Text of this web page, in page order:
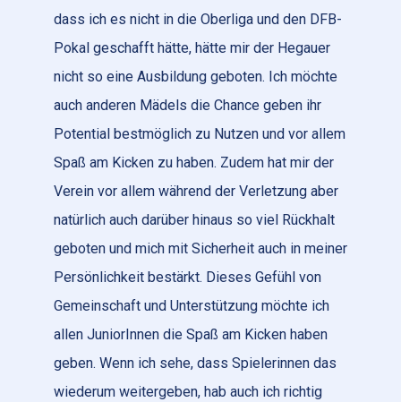
dass ich es nicht in die Oberliga und den DFB-
Pokal geschafft hätte, hätte mir der Hegauer
nicht so eine Ausbildung geboten. Ich möchte
auch anderen Mädels die Chance geben ihr
Potential bestmöglich zu Nutzen und vor allem
Spaß am Kicken zu haben. Zudem hat mir der
Verein vor allem während der Verletzung aber
natürlich auch darüber hinaus so viel Rückhalt
geboten und mich mit Sicherheit auch in meiner
Persönlichkeit bestärkt. Dieses Gefühl von
Gemeinschaft und Unterstützung möchte ich
allen JuniorInnen die Spaß am Kicken haben
geben. Wenn ich sehe, dass Spielerinnen das
wiederum weitergeben, hab auch ich richtig